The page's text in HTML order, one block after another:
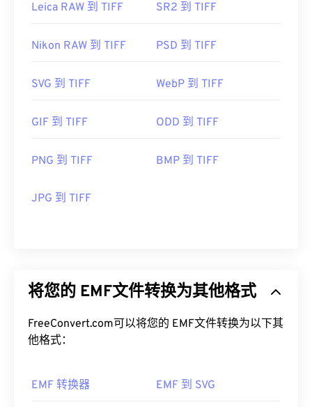
Leica RAW 到 TIFF SR2 到 TIFF
Nikon RAW 到 TIFF PSD 到 TIFF
SVG 到 TIFF WebP 到 TIFF
GIF 到 TIFF ODD 到 TIFF
PNG 到 TIFF BMP 到 TIFF
JPG 到 TIFF
将您的 EMF文件转换为其他格式
FreeConvert.com可以将您的 EMF文件转换为以下其
他格式：
EMF 转换器 EMF 到 SVG